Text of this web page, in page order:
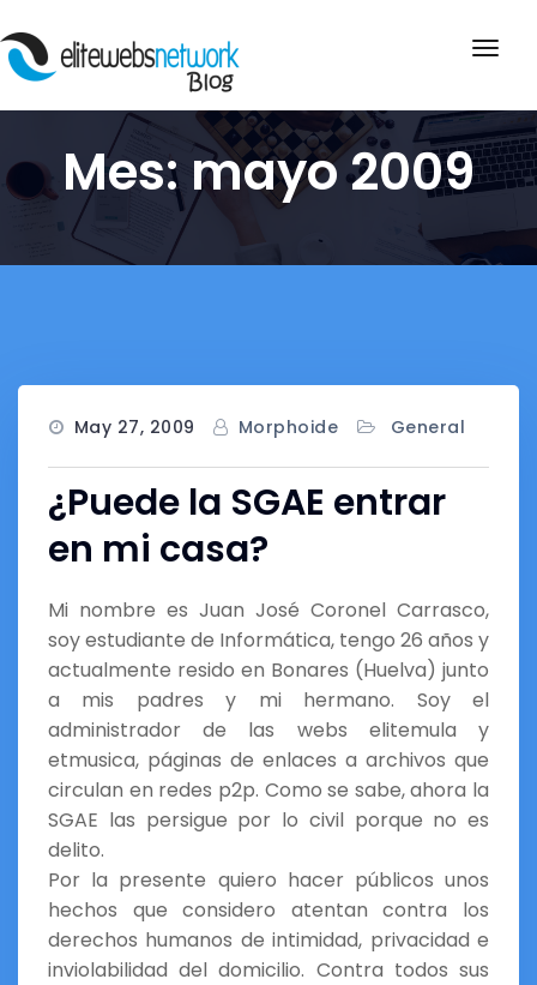
al
contenido
Mes: mayo 2009
May 27, 2009 Morphoide General
¿Puede la SGAE entrar
en mi casa?
Mi nombre es Juan José Coronel Carrasco,
soy estudiante de Informática, tengo 26 años y
actualmente resido en Bonares (Huelva) junto
a mis padres y mi hermano. Soy el
administrador de las webs elitemula y
etmusica, páginas de enlaces a archivos que
circulan en redes p2p. Como se sabe, ahora la
SGAE las persigue por lo civil porque no es
delito.
Por la presente quiero hacer públicos unos
hechos que considero atentan contra los
derechos humanos de intimidad, privacidad e
inviolabilidad del domicilio. Contra todos sus